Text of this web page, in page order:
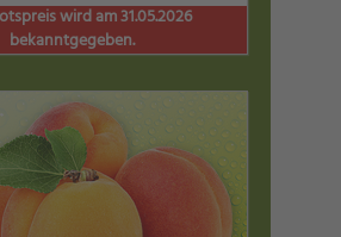
wird am 31.05.2026
bekanntgegeben.